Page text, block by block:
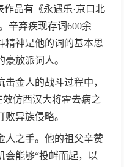
作品有《永遇乐·京口北
辛弃疾现存词600余
精神是他的词的基本思
放派词人。
金人的战斗过程中，
效仿西汉大将霍去病之
异族侵略。
之手。他的祖父辛赞
会能够“投衅而起，以